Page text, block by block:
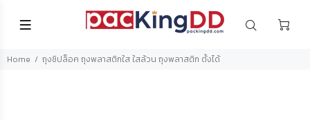
Home ถุงซิปล็อค ถุงพลาสติกใส ใสล้วน ถุงพลาสติก ตั้งได้